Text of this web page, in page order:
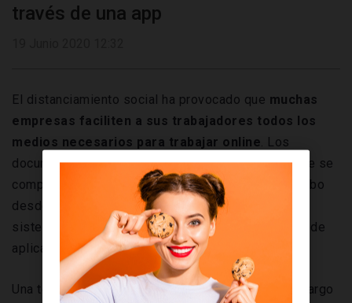
través de una app
El distanciamiento social ha provocado que muchas
empresas faciliten a sus trabajadores todos los
medios necesarios para trabajar online. Los
documentos en papel han dado paso a archivos que se
comparten en la nube. Las reuniones se llevan a cabo
desde casa con videollamadas. Y los antiguos
sistemas para fichar se han actualizado con ayuda de
aplicaciones con GPS.
Una tecnología no tan novedosa y a la que sin embargo